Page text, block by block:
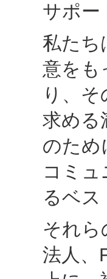
サポー
私たち
意をも
り、
求める
のため
コミ
るベ
それら
法人、